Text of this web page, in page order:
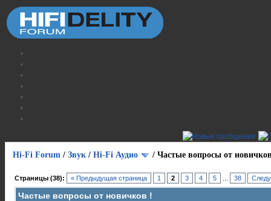
Hi-Fi Forum / Звук / Hi-Fi Аудио / Частые вопросы от
Страницы (38): « Предыдущая страница 1 2 3 4 5 38
Частые вопросы от новичков !